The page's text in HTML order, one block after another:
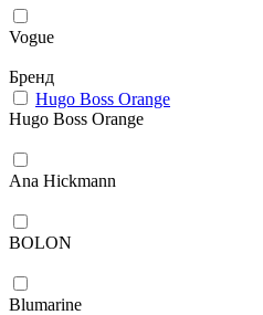
Vogue
Бренд
Hugo Boss Orange
Hugo Boss Orange
Ana Hickmann
BOLON
Blumarine